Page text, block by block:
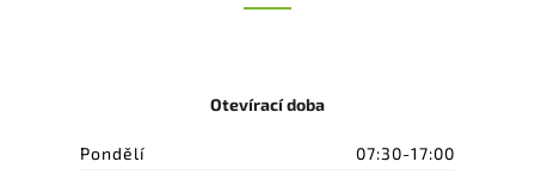
Otevírací doba
Pondělí
07:30-17:00